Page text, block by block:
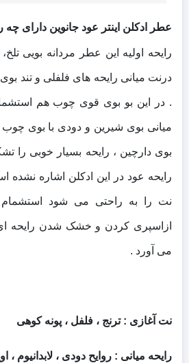
عطر ادکلن اینتر عود جانوین دارای
رایحه اولیه این عطر مردانه بویی
درنت میانی رایحه های فلفلی و تند
. در این بو بوی قوی چوب هم
میانی بوی شیرین و دودی با بوی چوب
بوی دارچین ، رایحه بسیار خوبی را
رایحه عود در این ادکلن اشاره نشده
نت را به راحتی می شود
ازاسپری کردن و خشک شدن رایحه ای
می آورد .
نت آغازی : ترنج ، فلفل ، پونه کوهی
رایحه میانی : روایح دودی ، لابدانیوم ،